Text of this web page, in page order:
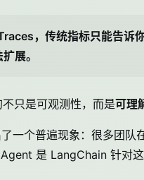
，传统指标只能告诉
展。
只是可观测性，而是可理
一个普遍现象：很多团队
是 LangChain 针对